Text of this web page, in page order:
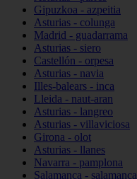
Gipuzkoa - azpeitia
Asturias - colunga
Madrid - guadarrama
Asturias - siero
Castellón - orpesa
Asturias - navia
Illes-balears - inca
Lleida - naut-aran
Asturias - langreo
Asturias - villaviciosa
Girona - olot
Asturias - llanes
Navarra - pamplona
Salamanca - salamanca